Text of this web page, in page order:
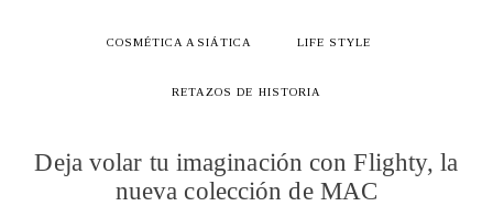
COSMÉTICA ASIÁTICA LIFE STYLE
RETAZOS DE HISTORIA
Deja volar tu imaginación con Flighty, la
nueva colección de MAC